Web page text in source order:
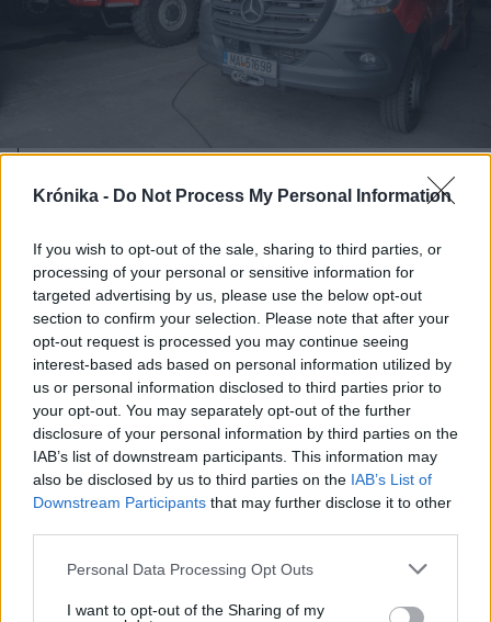
Krónika - Do Not Process My Personal Information
If you wish to opt-out of the sale, sharing to third parties, or
processing of your personal or sensitive information for
targeted advertising by us, please use the below opt-out
section to confirm your selection. Please note that after your
opt-out request is processed you may continue seeing
interest-based ads based on personal information utilized by
us or personal information disclosed to third parties prior to
your opt-out. You may separately opt-out of the further
disclosure of your personal information by third parties on the
IAB’s list of downstream participants. This information may
also be disclosed by us to third parties on the IAB’s List of
Downstream Participants that may further disclose it to other
Personal Data Processing Opt Outs
I want to opt-out of the Sharing of my
2025. december 25., csütörtök
hosszú hétvégén: több mint
20 000 belügyi alkalmazott teljesít
szolgálatot